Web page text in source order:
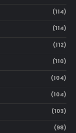
(114)
(114)
(112)
(110)
(104)
(104)
(103)
(98)